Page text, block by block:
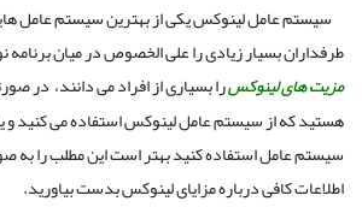
سیستم عامل لینوکس یکی از بهترین سیستم عامل
طرفداران بسیار زیادی را علی الخصوص در میان
مزیت های لینوکسرا بسیاری از افراد می دانند، در
هستید که از سیستم عامل لینوکس استفاده می کنید و
سیستم عامل استفاده کنید بهتر است این مطلب را به
اطلاعات کافی درباره مزایای لینوکس بدست بیاورید.